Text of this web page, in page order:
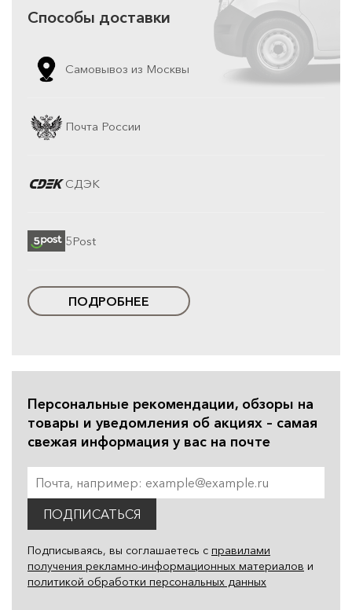
Способы доставки
Самовывоз из Москвы
Почта России
СДЭК
5Post
ПОДРОБНЕЕ
Персональные рекомендации, обзоры на
товары и уведомления об акциях – самая
свежая информация у вас на почте
ПОДПИСАТЬСЯ
Подписываясь, вы соглашаетесь с правилами
получения рекламно-информационных материалов и
политикой обработки персональных данных